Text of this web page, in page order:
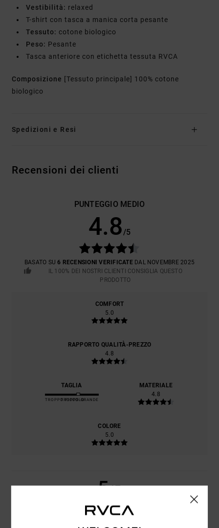
Vestibilità: relaxed
T-shirt con tasca a manica corta pesante
Tessuto: cotone biologico
Peso: Pesante
Tasca anteriore con etichetta tessuta RVCA
Composizione [Tessuto principale] 100% cotone
biologico
Spedizioni e Resi
Recensioni dei clienti
PUNTEGGIO MEDIO
4.8/5
BASATO SU6 RECENSIONI VERIFICATEDAL NOVEMBRE 2025
IL 100% DEI NOSTRI CLIENTI CONSIGLIA QUESTO
PRODOTTO
COMFORT
5.0
RAPPORTO QUALITÀ-PREZZO
4.8
TAGLIA
TROPPO PICCOLO
TROPPO GRANDE
MATERIALE
4.8
COLORE
5.0
5/5